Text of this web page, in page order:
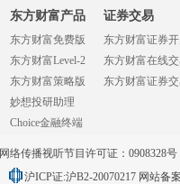
东方财富产品
东方财富免费版
东方财富Level-2
东方财富策略版
妙想投研助理
Choice金融终端
证券交易
东方财富证券
东方财富在线
东方财富证券
络传播视听节目许可证：0908328
沪ICP证:沪B2-20070217 网站备